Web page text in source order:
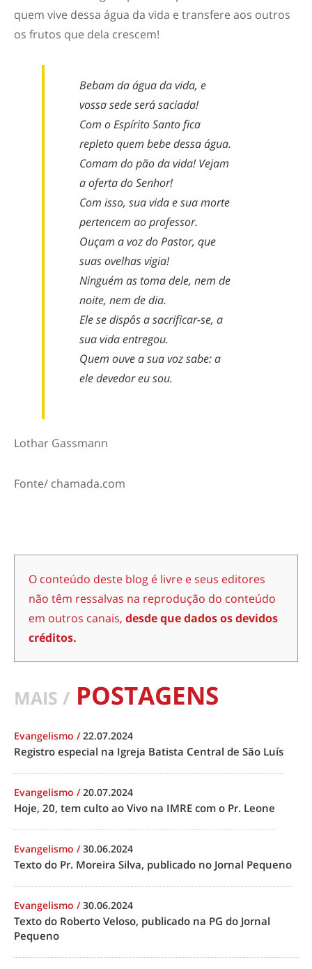
quem vive dessa água da vida e transfere aos outros
os frutos que dela crescem!
Bebam da água da vida, e
vossa sede será saciada!
Com o Espírito Santo fica
repleto quem bebe dessa água.
Comam do pão da vida! Vejam
a oferta do Senhor!
Com isso, sua vida e sua morte
pertencem ao professor.
Ouçam a voz do Pastor, que
suas ovelhas vigia!
Ninguém as toma dele, nem de
noite, nem de dia.
Ele se dispôs a sacrificar-se, a
sua vida entregou.
Quem ouve a sua voz sabe: a
ele devedor eu sou.
Lothar Gassmann
Fonte/ chamada.com
O conteúdo deste blog é livre e seus editores
não têm ressalvas na reprodução do conteúdo
em outros canais, desde que dados os devidos
créditos.
MAIS / POSTAGENS
Evangelismo /22.07.2024
Registro especial na Igreja Batista Central de São Luís
Evangelismo /20.07.2024
Hoje, 20, tem culto ao Vivo na IMRE com o Pr. Leone
Evangelismo /30.06.2024
Texto do Pr. Moreira Silva, publicado no Jornal Pequeno
Evangelismo /30.06.2024
Texto do Roberto Veloso, publicado na PG do Jornal
Pequeno